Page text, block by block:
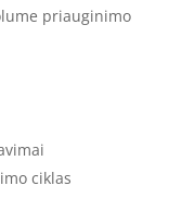
priauginimo
ciklas